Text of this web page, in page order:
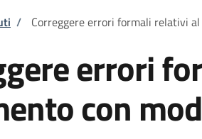
di pane
/ Correggere errori formali relativi
errori
con